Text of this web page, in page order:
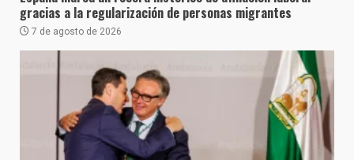
gracias a la regularización de personas migrantes
7 de agosto de 2026